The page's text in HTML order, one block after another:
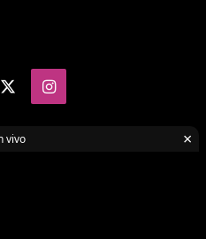
Instagram
All Rights Reserved
vivo ×